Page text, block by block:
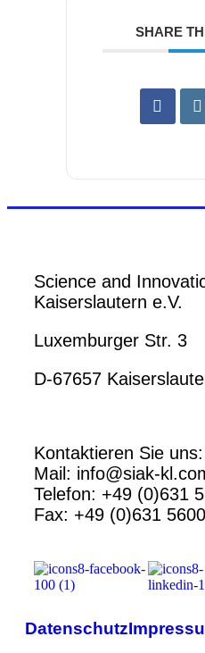
SHARE
Science and
Kaiserslautern e.V.
Luxemburger Str. 3
D-67657
Kontaktieren Sie uns:
Mail: info@siak-
Telefon: +49 (0)631
Fax: +49 (0)631
Datenschutz